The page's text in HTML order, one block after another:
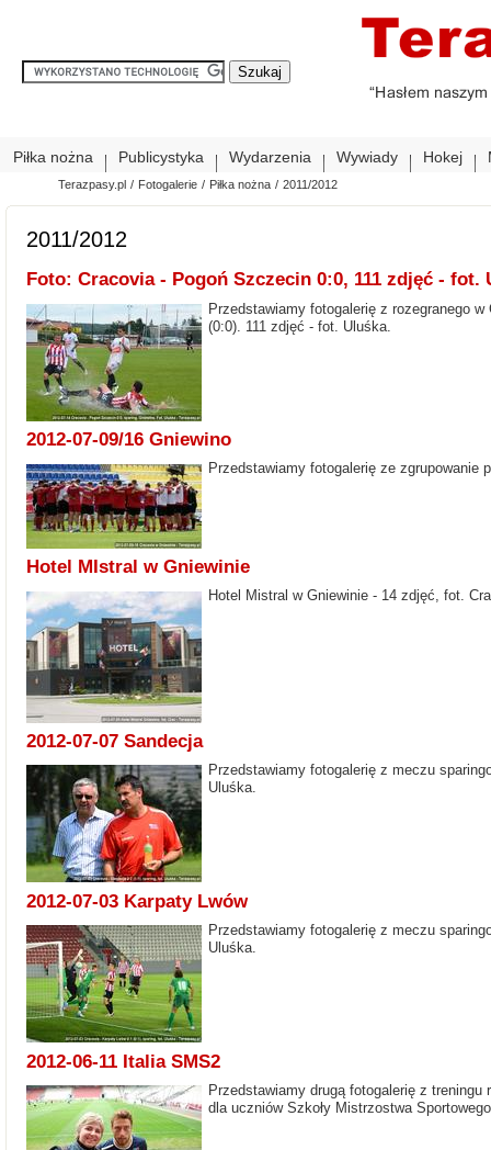
Piłka nożna Publicystyka Wydarzenia Wywiady Hokej
Terazpasy.pl / Fotogalerie / Piłka nożna / 2011/2012
2011/2012
Foto: Cracovia - Pogoń Szczecin 0:0, 111 zdjęć - fot.
Przedstawiamy fotogalerię z rozegranego
(0:0). 111 zdjęć - fot. Uluśka.
2012-07-09/16 Gniewino
Przedstawiamy fotogalerię ze zgrupowanie
Hotel MIstral w Gniewinie
Hotel Mistral w Gniewinie - 14 zdjęć, fot.
2012-07-07 Sandecja
Przedstawiamy fotogalerię z meczu
Uluśka.
2012-07-03 Karpaty Lwów
Przedstawiamy fotogalerię z meczu
Uluśka.
2012-06-11 Italia SMS2
Przedstawiamy drugą fotogalerię z treningu
dla uczniów Szkoły Mistrzostwa